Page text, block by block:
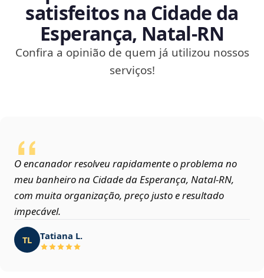
satisfeitos na Cidade da
Esperança, Natal‑RN
Confira a opinião de quem já utilizou nossos
serviços!
O encanador resolveu rapidamente o problema no
meu banheiro na Cidade da Esperança, Natal‑RN,
com muita organização, preço justo e resultado
impecável.
TL Tatiana L.